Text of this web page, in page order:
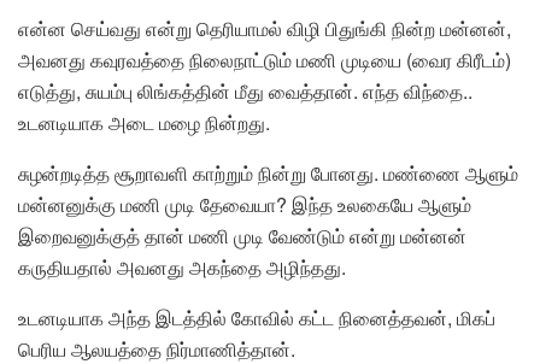
என்ன செய்வது என்று தெரியாமல் விழி பிதுங்கி நின்ற மன்னன்,
அவனது கவுரவத்தை நிலைநாட்டும் மணி முடியை (வைர கிரீடம்)
எடுத்து, சுயம்பு லிங்கத்தின் மீது வைத்தான். எந்த விந்தை..
உடனடியாக அடை மழை நின்றது.
சுழன்றடித்த சூறாவளி காற்றும் நின்று போனது. மண்ணை ஆளும்
மன்னனுக்கு மணி முடி தேவையா? இந்த உலகையே ஆளும்
இறைவனுக்குத் தான் மணி முடி வேண்டும் என்று மன்னன்
கருதியதால் அவனது அகந்தை அழிந்தது.
உடனடியாக அந்த இடத்தில் கோவில் கட்ட நினைத்தவன், மிகப்
பெரிய ஆலயத்தை நிர்மாணித்தான்.